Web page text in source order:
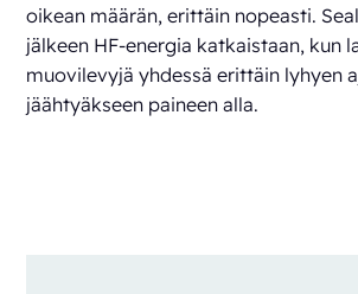
oikean määrän, erittäin nopeasti.
jälkeen HF-energia katkaistaan, kun
muovilevyjä yhdessä erittäin lyhyen
jäähtyäkseen paineen alla.